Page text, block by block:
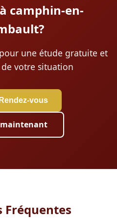
camphin-en-
une étude gratuite et
votre situation
vous
Fréquentes